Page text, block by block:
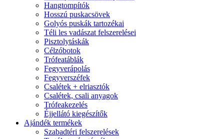
Hangtompítók
Hosszú puskacsövek
Golyós puskák tartozékai
Téli les vadászat felszerelései
Pisztolytáskák
Célzóbotok
Trófeatáblák
Fegyverápolás
Fegyverszéfek
Csalétek + elriasztók
Csalétek, csali anyagok
Trófeakezelés
Éjjellátó kiegészítők
Ajándék termékek
Szabadtéri felszerelések